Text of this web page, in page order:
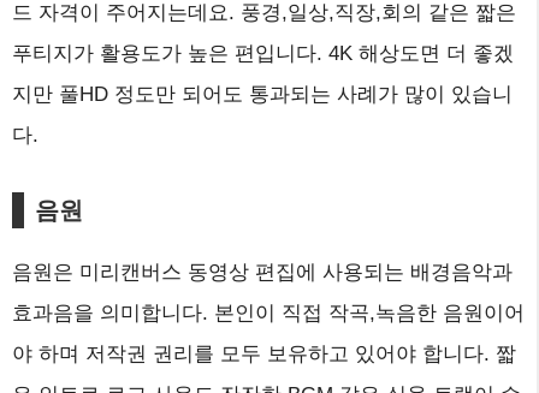
드 자격이 주어지는데요. 풍경,일상,직장,회의 같은 짧은
푸티지가 활용도가 높은 편입니다. 4K 해상도면 더 좋겠
지만 풀HD 정도만 되어도 통과되는 사례가 많이 있습니
다.
음원
음원은 미리캔버스 동영상 편집에 사용되는 배경음악과
효과음을 의미합니다. 본인이 직접 작곡,녹음한 음원이어
야 하며 저작권 권리를 모두 보유하고 있어야 합니다. 짧